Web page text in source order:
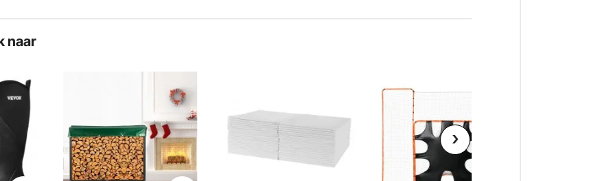
gemaakt van stevige materialen zoals nylonkoord en
duurzaamheid en stabiliteit garandeert.
naar